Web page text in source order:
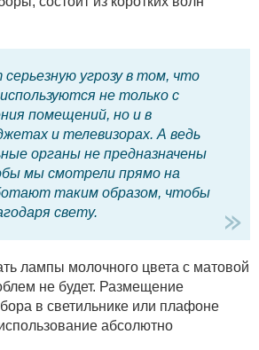
угрозу в том, что
не только с
помещений, но и в
и телевизорах. А ведь
органы не предназначены
мы смотрели прямо на
таким образом, чтобы
свету.
лампы молочного цвета с матовой
не будет. Размещение
в светильнике или плафоне
абсолютно